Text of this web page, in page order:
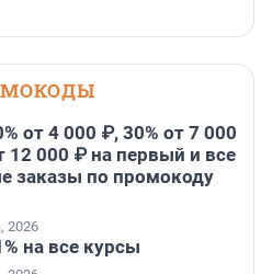
от 4 000 ₽, 30% от 7 000
12 000 ₽ на первый и все
заказы по промокоду
2026
на все курсы